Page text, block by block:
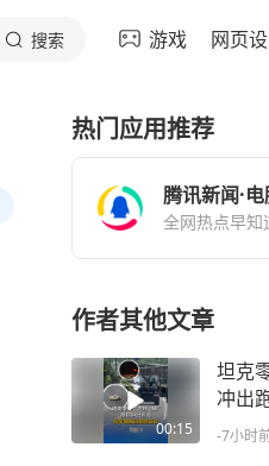
搜索 游戏 网页
热门应用推荐
腾讯新闻·
全网热点早知
作者其他文章
00:15
坦克
冲出
日窘
-7小时